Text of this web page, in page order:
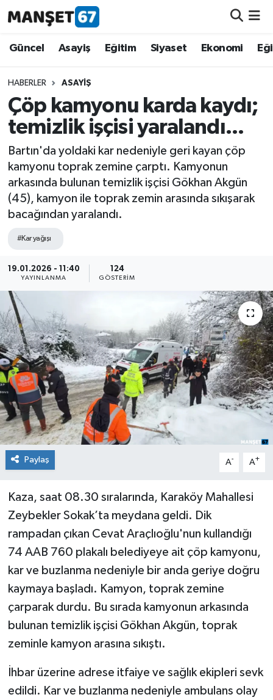
Güncel Asayiş Eğitim Siyaset Ekonomi
HABERLER ASAYIŞ
Çöp kamyonu karda kaydı;
temizlik işçisi yaralandı...
Bartın'da yoldaki kar nedeniyle geri kayan çöp
kamyonu toprak zemine çarptı. Kamyonun
arkasında bulunan temizlik işçisi Gökhan Akgün
(45), kamyon ile toprak zemin arasında sıkışarak
bacağından yaralandı.
#Kar yağışı
19.01.2026 - 11:40
YAYINLANMA
124
GÖSTERIM
Paylaş A- A+
Kaza, saat 08.30 sıralarında, Karaköy Mahallesi
Zeybekler Sokak’ta meydana geldi. Dik
rampadan çıkan Cevat Araçlıoğlu'nun kullandığı
74 AAB 760 plakalı belediyeye ait çöp kamyonu,
kar ve buzlanma nedeniyle bir anda geriye doğru
kaymaya başladı. Kamyon, toprak zemine
çarparak durdu. Bu sırada kamyonun arkasında
bulunan temizlik işçisi Gökhan Akgün, toprak
zeminle kamyon arasına sıkıştı.
İhbar üzerine adrese itfaiye ve sağlık ekipleri sevk
edildi. Kar ve buzlanma nedeniyle ambulans olay
Güncel
Asayiş
Siyaset
Eğitim
Ekonomi
Kültür-Sanat
Magazin
Mizah
Röportaj
Teknoloji